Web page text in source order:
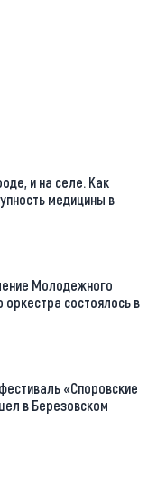
и на селе. Как
медицины в
Молодежного
оркестра состоялось в
«Споровские
в Березовском